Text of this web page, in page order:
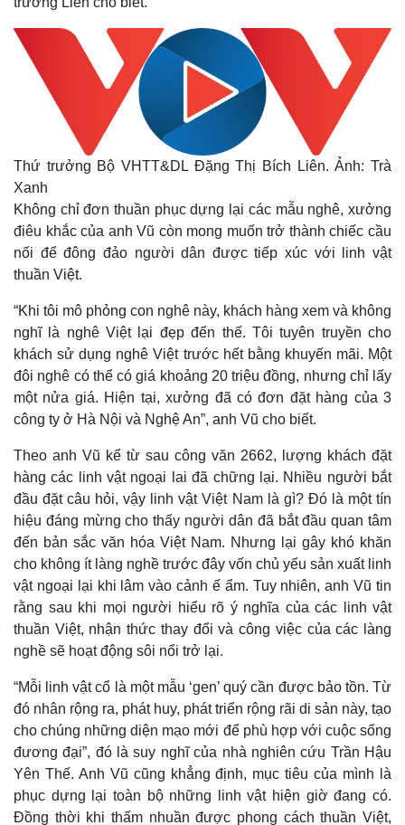
Kinh tế
Bất động sản
Khởi nghiệp
Thị trường
Giá vàng
Tiêu dùng
Tỷ giá
Giá cà phê
Thứ trưởng Bộ VHTT&DL Đặng Thị Bích Liên. Ảnh: Trà
Xanh
Không chỉ đơn thuần phục dựng lại các mẫu nghê, xưởng
điêu khắc của anh Vũ còn mong muốn trở thành chiếc cầu
nối để đông đảo người dân được tiếp xúc với linh vật
thuần Việt.
“Khi tôi mô phỏng con nghê này, khách hàng xem và không
nghĩ là nghê Việt lại đẹp đến thế. Tôi tuyên truyền cho
khách sử dụng nghê Việt trước hết bằng khuyến mãi. Một
đôi nghê có thể có giá khoảng 20 triệu đồng, nhưng chỉ lấy
một nửa giá. Hiện tại, xưởng đã có đơn đặt hàng của 3
công ty ở Hà Nội và Nghệ An”, anh Vũ cho biết.
Theo anh Vũ kể từ sau công văn 2662, lượng khách đặt
hàng các linh vật ngoại lai đã chững lại. Nhiều người bắt
đầu đặt câu hỏi, vậy linh vật Việt Nam là gì? Đó là một tín
hiệu đáng mừng cho thấy người dân đã bắt đầu quan tâm
đến bản sắc văn hóa Việt Nam. Nhưng lại gây khó khăn
cho không ít làng nghề trước đây vốn chủ yếu sản xuất linh
vật ngoại lại khi lâm vào cảnh ế ẩm. Tuy nhiên, anh Vũ tin
rằng sau khi mọi người hiểu rõ ý nghĩa của các linh vật
thuần Việt, nhận thức thay đổi và công việc của các làng
nghề sẽ hoạt động sôi nổi trở lại.
“Mỗi linh vật cổ là một mẫu ‘gen’ quý cần được bảo tồn. Từ
đó nhân rộng ra, phát huy, phát triển rộng rãi di sản này, tạo
cho chúng những diện mạo mới để phù hợp với cuộc sống
đương đại”, đó là suy nghĩ của nhà nghiên cứu Trần Hậu
Yên Thế. Anh Vũ cũng khẳng định, mục tiêu của mình là
phục dựng lại toàn bộ những linh vật hiện giờ đang có.
Đồng thời khi thấm nhuần được phong cách thuần Việt,